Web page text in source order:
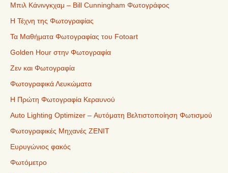
Μπιλ Κάνινγκχαμ – Bill Cunningham Φωτογράφος
Η Τέχνη της Φωτογραφίας
Τα Μαθήματα Φωτογραφίας του Fotoart
Golden Hour στην Φωτογραφία
Ζεν και Φωτογραφία
Φωτογραφικά Λευκώματα
Η Πρώτη Φωτογραφία Κεραυνού
Auto Lighting Optimizer – Αυτόματη Βελτιστοποίηση Φωτισμού
Φωτογραφικές Μηχανές ZENIT
Ευρυγώνιος φακός
Φωτόμετρο